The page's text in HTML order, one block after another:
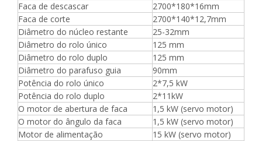
Faca de descascar
2700*180*16mm
Faca de corte
2700*140*12,7mm
Diâmetro do núcleo restante
25-32mm
Diâmetro do rolo único
125 mm
Diâmetro do rolo duplo
125 mm
Diâmetro do parafuso guia
90mm
Potência do rolo único
2*7,5 kW
Potência do rolo duplo
2*11kW
O motor de abertura de faca
1,5 kW (servo motor)
O motor do ângulo da faca
1,5 kW (servo motor)
Motor de alimentação
15 kW (servo motor)